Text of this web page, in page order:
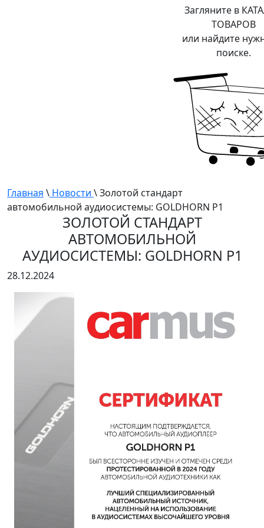
Загляните в
ТОВАРОВ
или найдите
поиске.
Главная \ Новости \ Золотой стандарт
автомобильной аудиосистемы: GOLDHORN P1
ЗОЛОТОЙ СТАНДАРТ
АВТОМОБИЛЬНОЙ
АУДИОСИСТЕМЫ: GOLDHORN P1
28.12.2024